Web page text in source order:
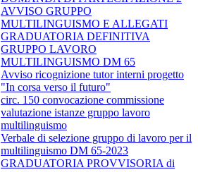
AVVISO GRUPPO
MULTILINGUISMO E ALLEGATI
GRADUATORIA DEFINITIVA
GRUPPO LAVORO
MULTILINGUISMO DM 65
Avviso ricognizione tutor interni progetto
"In corsa verso il futuro"
circ. 150 convocazione commissione
valutazione istanze gruppo lavoro
multilinguismo
Verbale di selezione gruppo di lavoro per il
multilinguismo DM 65-2023
GRADUATORIA PROVVISORIA di